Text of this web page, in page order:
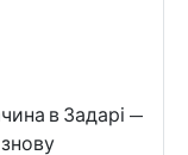
в Задарі —